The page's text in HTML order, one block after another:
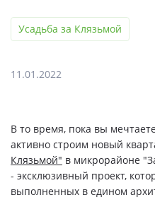
Проекты
Акции
Выбор недвижимости
Свои Люди
Усадьба за Клязьмой
11.01.2022
В то время, пока вы
активно строим новый
Клязьмой" в микрорайоне
- эксклюзивный проект,
выполненных в едином